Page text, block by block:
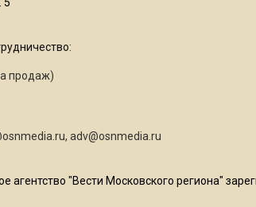
продаж)
, adv@osnmedia.ru
"Вести Московского региона"